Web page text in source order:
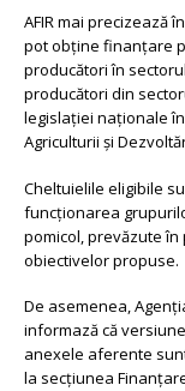
AFIR mai precizează
pot obține finanțare
producători în
producători din
legislației naționale
Agriculturii și
Cheltuielile eligibile
funcționarea
pomicol, prevăzute
obiectivelor propuse.
De asemenea,
informază că
anexele aferente
la secțiunea